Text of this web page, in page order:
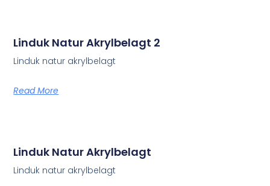
Linduk Natur Akrylbelagt 2
Linduk natur akrylbelagt
Read More
Linduk Natur Akrylbelagt
Linduk natur akrylbelagt